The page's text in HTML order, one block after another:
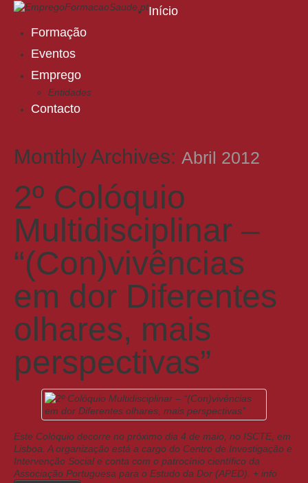
Início
Formação
Eventos
Emprego
Entidades
Contacto
Monthly Archives: Abril 2012
2º Colóquio
Multidisciplinar –
“(Con)vivências
em dor Diferentes
olhares, mais
perspectivas”
Este Colóquio decorre no próximo dia 4 de maio, no ISCTE, em
Lisboa. A organização está a cargo do Centro de Investigação e
Intervenção Social e conta com o patrocínio científico da
Associação Portuguesa para o Estudo da Dor (APED). + info